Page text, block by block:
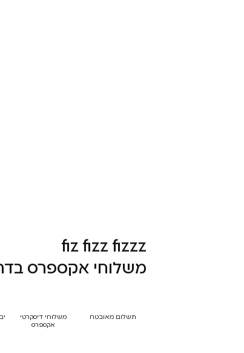
fiz fizz fizzz
משלוחי אקספרס
תשלום מאובטח
משלוחי דיסקרטי
אקספרס